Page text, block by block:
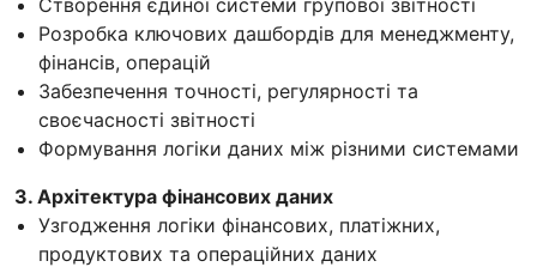
Розробка ключових дашбордів для менеджменту,
фінансів, операцій
Забезпечення точності, регулярності та
своєчасності звітності
Формування логіки даних між різними системами
3. Архітектура фінансових даних
Узгодження логіки фінансових, платіжних,
продуктових та операційних даних